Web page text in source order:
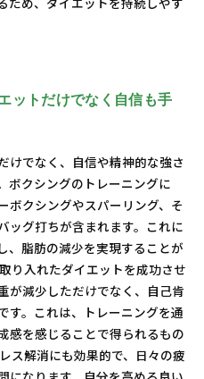
ットだけでなく自信も手
けでなく、自信や精神的な強さ
ボクシングのトレーニングに
ボクシングやスパーリング、そ
ッグ打ちが含まれます。これに
、脂肪の減少を実現することが
り入れたダイエットを成功させ
が減少しただけでなく、自己肯
す。これは、トレーニングを通
感を感じることで得られるもの
ス解消にも効果的で、日々の疲